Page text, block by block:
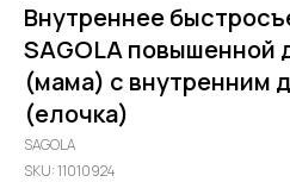
Внутреннее
SAGOLA повышенной
(мама) с внутренним
(елочка)
SAGOLA
SKU:11010924